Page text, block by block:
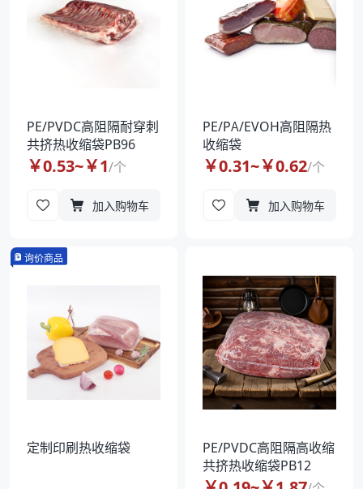
PE/PVDC高阻隔耐穿刺
共挤热收缩袋PB96
￥0.53~￥1/个
加入购物车
PE/PA/EVOH高阻隔热
收缩袋
￥0.31~￥0.62/个
加入购物车
询价商品
定制印刷热收缩袋
PE/PVDC高阻隔高收缩
共挤热收缩袋PB12